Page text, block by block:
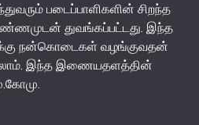
படைப்பாளிகளின் சிறந்த
துவங்கப்பட்டது. இந்த
நன்கொடைகள் வழங்குவதன்
இந்த இணையதளத்தின்